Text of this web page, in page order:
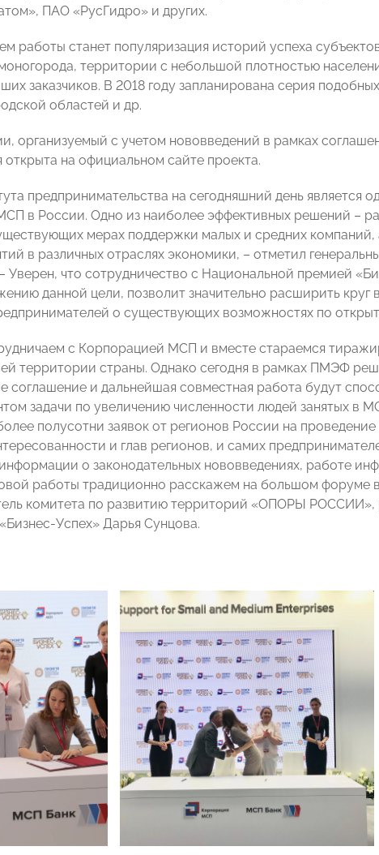
ПАО «РусГидро» и других.
работы станет популяризация историй успеха
территории с небольшой плотностью
заказчиков. В 2018 году запланирована серия
областей и др.
организуемый с учетом нововведений в рамках
открыта на официальном сайте проекта.
предпринимательства на сегодняшний день является
в России. Одно из наиболее эффективных решений –
мерах поддержки малых и средних компаний,
в различных отраслях экономики, – отметил
Уверен, что сотрудничество с Национальной премией
данной цели, позволит значительно расширить
о существующих возможностях по
с Корпорацией МСП и вместе стараемся
территории страны. Однако сегодня в рамках ПМЭФ
соглашение и дальнейшая совместная работа будут
задачи по увеличению численности людей занятых в
полусотни заявок от регионов России на
и глав регионов, и самих
о законодательных нововведениях, работе
работы традиционно расскажем на большом форуме
комитета по развитию территорий «ОПОРЫ РОССИИ»,
Успех» Дарья Сунцова.